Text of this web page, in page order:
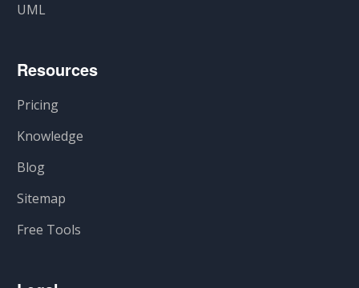
UML
Resources
Pricing
Knowledge
Blog
Sitemap
Free Tools